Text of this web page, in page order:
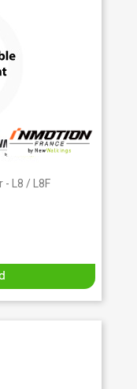
- L8 / L8F